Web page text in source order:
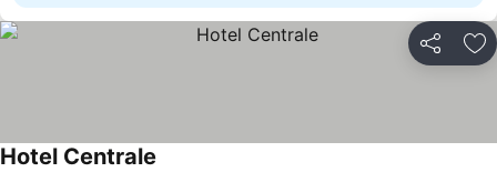
Teilen
Hotel Centrale